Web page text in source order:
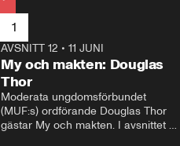
1
AVSNITT 12 • 11 JUNI
My och makten: Douglas
Thor
Moderata ungdomsförbundet
(MUF:s) ordförande Douglas Thor
gästar My och makten. I avsnittet